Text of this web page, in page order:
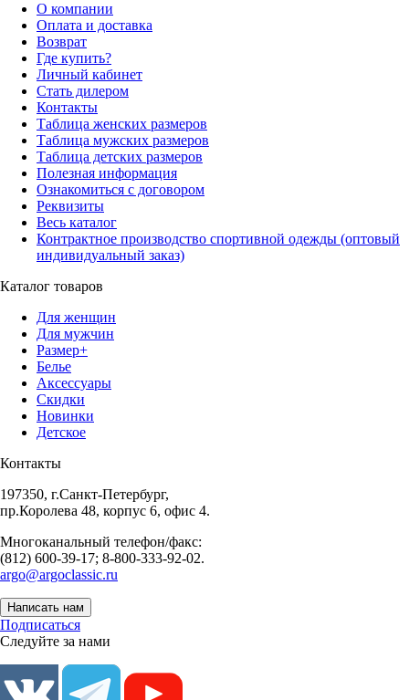
О компании
Оплата и доставка
Возврат
Где купить?
Личный кабинет
Стать дилером
Контакты
Таблица женских размеров
Таблица мужских размеров
Таблица детских размеров
Полезная информация
Ознакомиться с договором
Реквизиты
Весь каталог
Контрактное производство спортивной одежды (оптовый
индивидуальный заказ)
Каталог товаров
Для женщин
Для мужчин
Размер+
Белье
Аксессуары
Скидки
Новинки
Детское
Контакты
197350, г.Санкт-Петербург,
пр.Королева 48, корпус 6, офис 4.
Многоканальный телефон/факс:
(812) 600-39-17; 8-800-333-92-02.
argo@argoclassic.ru
Написать нам
Подписаться
Следуйте за нами